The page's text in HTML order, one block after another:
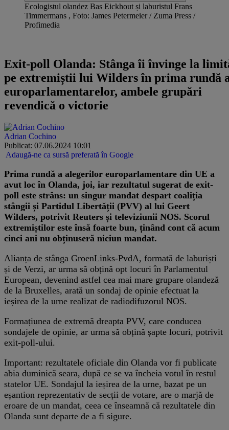
Ecologistul olandez Bas Eickhout și laburistul Frans
Timmermans , Foto: James Petermeier / Zuma Press /
Profimedia
Exit-poll Olanda: Stânga îi învinge la
pe extremiștii lui Wilders în prima rundă
europarlamentarelor, ambele grupări
revendică o victorie
Adrian Cochino
Publicat: 07.06.2024 10:01
Adaugă-ne ca sursă preferată în Google
Prima rundă a alegerilor europarlamentare din UE a
avut loc în Olanda, joi, iar rezultatul sugerat de exit-
poll este strâns: un singur mandat despart coaliția
stângii și Partidul Libertății (PVV) al lui Geert
Wilders, potrivit Reuters și televiziunii NOS. Scorul
extremiștilor este însă foarte bun, ținând cont că acum
cinci ani nu obținuseră niciun mandat.
Alianța de stânga GroenLinks-PvdA, formată de laburiști
și de Verzi, ar urma să obțină opt locuri în Parlamentul
European, devenind astfel cea mai mare grupare olandeză
de la Bruxelles, arată un sondaj de opinie efectuat la
ieșirea de la urne realizat de radiodifuzorul NOS.
Formațiunea de extremă dreapta PVV, care conducea
sondajele de opinie, ar urma să obțină șapte locuri, potrivit
exit-poll-ului.
Important: rezultatele oficiale din Olanda vor fi publicate
abia duminică seara, după ce se va încheia votul în restul
statelor UE. Sondajul la ieșirea de la urne, bazat pe un
eșantion reprezentativ de secții de votare, are o marjă de
eroare de un mandat, ceea ce înseamnă că rezultatele din
Olanda sunt departe de a fi sigure.